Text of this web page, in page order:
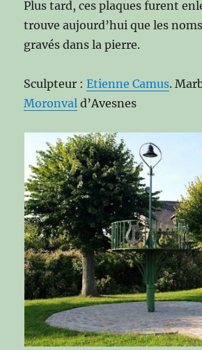
Plus tard, ces plaques furent
trouve aujourd’hui que les
gravés dans la pierre.
Sculpteur :Etienne Camus.
Moronval d’Avesnes